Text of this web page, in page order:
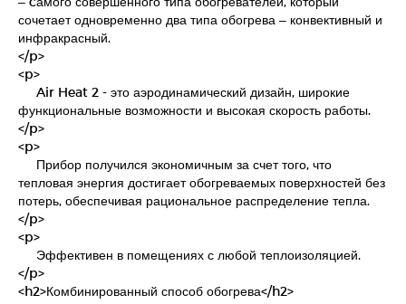
сочетает одновременно два типа обогрева – конвективный и
инфракрасный.
</p>
<p>
Air Heat 2 - это аэродинамический дизайн, широкие
функциональные возможности и высокая скорость работы.
</p>
<p>
Прибор получился экономичным за счет того, что
тепловая энергия достигает обогреваемых поверхностей без
потерь, обеспечивая рациональное распределение тепла.
</p>
<p>
Эффективен в помещениях с любой теплоизоляцией.
</p>
<h2>Комбинированный способ обогрева</h2>